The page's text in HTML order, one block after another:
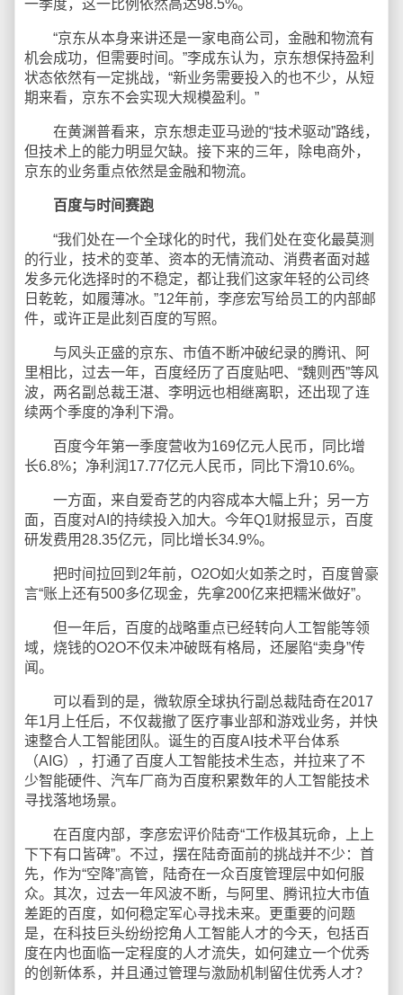
一季度，这一比例依然高达98.5%。
“京东从本身来讲还是一家电商公司，金融和物流有
机会成功，但需要时间。”李成东认为，京东想保持盈利
状态依然有一定挑战，“新业务需要投入的也不少，从短
期来看，京东不会实现大规模盈利。”
在黄渊普看来，京东想走亚马逊的“技术驱动”路线，
但技术上的能力明显欠缺。接下来的三年，除电商外，
京东的业务重点依然是金融和物流。
百度与时间赛跑
“我们处在一个全球化的时代，我们处在变化最莫测
的行业，技术的变革、资本的无情流动、消费者面对越
发多元化选择时的不稳定，都让我们这家年轻的公司终
日乾乾，如履薄冰。”12年前，李彦宏写给员工的内部邮
件，或许正是此刻百度的写照。
与风头正盛的京东、市值不断冲破纪录的腾讯、阿
里相比，过去一年，百度经历了百度贴吧、“魏则西”等风
波，两名副总裁王湛、李明远也相继离职，还出现了连
续两个季度的净利下滑。
百度今年第一季度营收为169亿元人民币，同比增
长6.8%；净利润17.77亿元人民币，同比下滑10.6%。
一方面，来自爱奇艺的内容成本大幅上升；另一方
面，百度对AI的持续投入加大。今年Q1财报显示，百度
研发费用28.35亿元，同比增长34.9%。
把时间拉回到2年前，O2O如火如荼之时，百度曾豪
言“账上还有500多亿现金，先拿200亿来把糯米做好”。
但一年后，百度的战略重点已经转向人工智能等领
域，烧钱的O2O不仅未冲破既有格局，还屡陷“卖身”传
闻。
可以看到的是，微软原全球执行副总裁陆奇在2017
年1月上任后，不仅裁撤了医疗事业部和游戏业务，并快
速整合人工智能团队。诞生的百度AI技术平台体系
（AIG），打通了百度人工智能技术生态，并拉来了不
少智能硬件、汽车厂商为百度积累数年的人工智能技术
寻找落地场景。
在百度内部，李彦宏评价陆奇“工作极其玩命，上上
下下有口皆碑”。不过，摆在陆奇面前的挑战并不少：首
先，作为“空降”高管，陆奇在一众百度管理层中如何服
众。其次，过去一年风波不断，与阿里、腾讯拉大市值
差距的百度，如何稳定军心寻找未来。更重要的问题
是，在科技巨头纷纷挖角人工智能人才的今天，包括百
度在内也面临一定程度的人才流失，如何建立一个优秀
的创新体系，并且通过管理与激励机制留住优秀人才？